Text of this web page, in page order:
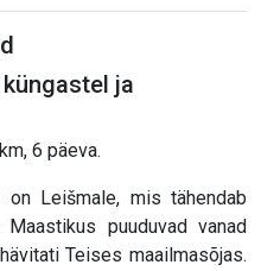
ja
6 päeva.
on Leišmale, mis tähendab
puuduvad vanad
Teises maailmasõjas.